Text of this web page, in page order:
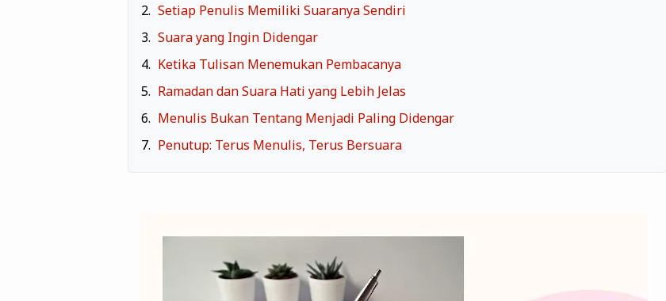
Setiap Penulis Memiliki Suaranya Sendiri
Suara yang Ingin Didengar
Ketika Tulisan Menemukan Pembacanya
Ramadan dan Suara Hati yang Lebih Jelas
Menulis Bukan Tentang Menjadi Paling Didengar
Penutup: Terus Menulis, Terus Bersuara